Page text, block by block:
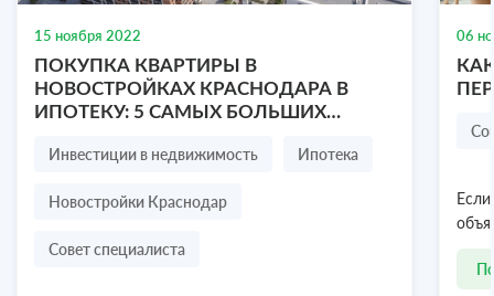
Республика Крым
1-комнатная
255 682₽ / м2
15 ноября 2022
ПОКУПКА КВАРТИРЫ В
НОВОСТРОЙКАХ КРАСНОДАРА В
ИПОТЕКУ: 5 САМЫХ БОЛЬШИХ
Инвестиции в недвижимость
Ипотека
Новостройки Краснодар
Совет специалиста
06